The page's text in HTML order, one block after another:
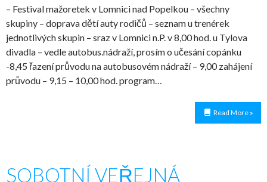
– Festival mažoretek v Lomnici nad Popelkou – všechny
skupiny – doprava dětí auty rodičů – seznam u trenérek
jednotlivých skupin – sraz v Lomnici n.P. v 8,00 hod. u Tylova
divadla – vedle autobus.nádraží, prosím o učesání copánku
-8,45 řazení průvodu na autobusovém nádraží – 9,00 zahájení
průvodu – 9,15 – 10,00 hod. program…
Read More »
SOBOTNÍ VEŘEJNÁ